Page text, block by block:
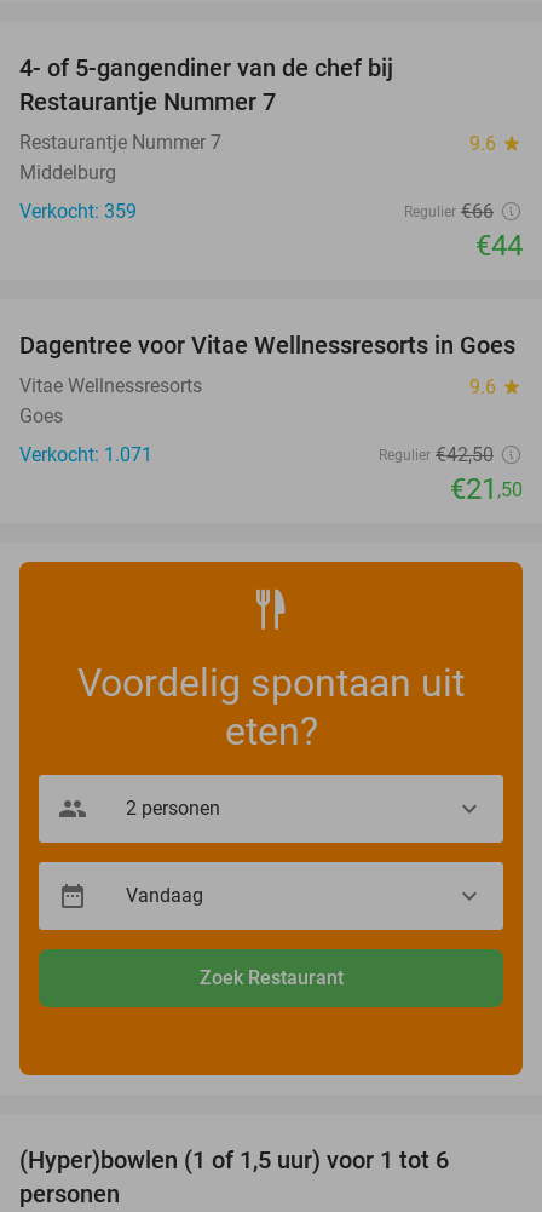
4- of 5-gangendiner van de chef bij
Restaurantje Nummer 7
Restaurantje Nummer 7 9.6 star
Middelburg
Verkocht: 359
Regulier €66
€44
49%
Dagentree voor Vitae Wellnessresorts in Goes
Vitae Wellnessresorts 9.6 star
Goes
Verkocht: 1.071
Regulier €42,50
€21 ,50
Voordelig spontaan uit
eten?
Zoek Restaurant
(Hyper)bowlen (1 of 1,5 uur) voor 1 tot 6
personen